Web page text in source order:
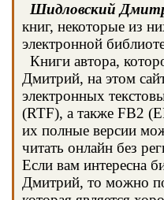
Шидловский
книг, некоторые из
электронной
Книги автора,
Дмитрий, на этом
электронных
(RTF), а также FB2
их полные версии
читать онлайн без
Если вам интересна
Дмитрий, то можно